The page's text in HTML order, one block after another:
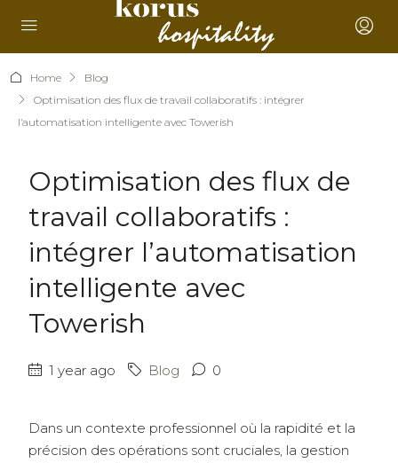
Home
Blog
Optimisation des flux de travail collaboratifs : intégrer
l’automatisation intelligente avec Towerish
Optimisation des flux de
travail collaboratifs :
intégrer l’automatisation
intelligente avec
Towerish
1 year ago Blog 0
Dans un contexte professionnel où la rapidité et la
précision des opérations sont cruciales, la gestion